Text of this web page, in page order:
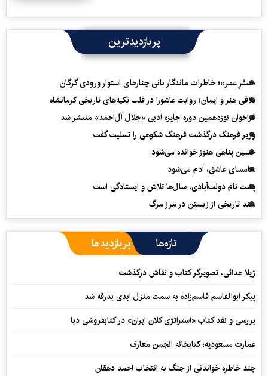
پربازدیدترین
«سفرِ عمر»؛ خاطرات ماندگار بانی چنارهای استوار ورودی گرگان
تلاقی هنر و ایمان؛ روایت عاشورا در قلب تکیه‌های تاریخی کرمانشاه
فراخوان نوزدهمین دوره جایزه ادبی «جلال آل‌احمد» منتشر شد
وزیر فرهنگ درگذشت فرهنگ شکوهی را تسلیت گفت
حسین پناهی هنوز خوانده می‌شود
سامسای عاشق، آدم می‌شود
پشت نام دولت‌آبادی، سال‌ها تلاش و ایستادگی است
سند تاریخی از زیستن در مرز مرگ
تازه‌ها پربازدیدها
ژیلا هدائی، تصویرگر کتاب و نقاش درگذشت
پیکر ابوالقاسم قاسم‌زاده به سمت منزل ابدی بدرقه شد
بررسی و نقد کتاب «استراتژی کلان ایران» در کتابفروشی دبا
عمارت مسعودیه؛ کتابخانه انجمن معارف
چند خاطره خواندنی از جنگ به انتخاب احمد دهقان